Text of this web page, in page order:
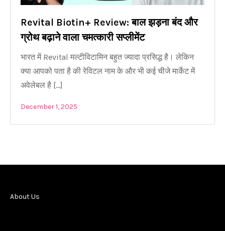
Revital Biotin+ Review: बाल झड़ना बंद और
ग्रोथ बढ़ाने वाला चमत्कारी सप्लीमेंट
भारत में Revital मल्टीविटामिन बहुत ज्यादा प्रसिद्ध है। लेकिन
क्या आपको पता है की रेविटल नाम के और भी कई चीजे मार्केट में
अवेलेबल है […]
December 1, 2025
About Us